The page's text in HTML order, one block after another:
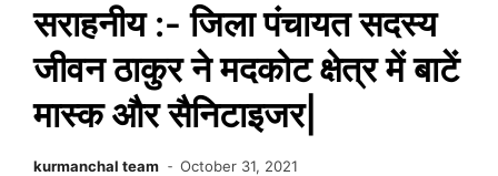
सराहनीय :- जिला पंचायत सदस्य
जीवन ठाकुर ने मदकोट क्षेत्र में बाटें
मास्क और सैनिटाइजर|
kurmanchal team October 31, 2021